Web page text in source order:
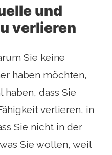
und
verlieren
Sie keine
haben möchten,
haben, dass Sie
verlieren, in
Sie nicht in der
Sie wollen, weil